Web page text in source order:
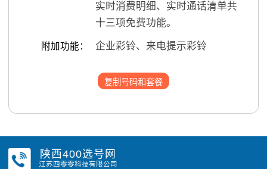
实时消费明细、实时通话清单共
十三项免费功能。
附加功能： 企业彩铃、来电提示彩铃
复制号码和套餐
陕西400选号网
江苏四零零科技有限公司